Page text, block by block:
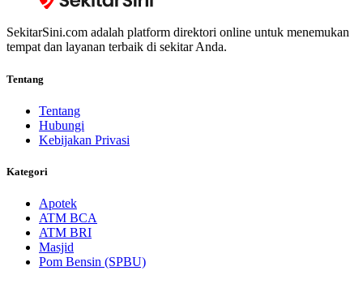
SekitarSini.com adalah platform direktori online untuk menemukan
tempat dan layanan terbaik di sekitar Anda.
Tentang
Tentang
Hubungi
Kebijakan Privasi
Kategori
Apotek
ATM BCA
ATM BRI
Masjid
Pom Bensin (SPBU)